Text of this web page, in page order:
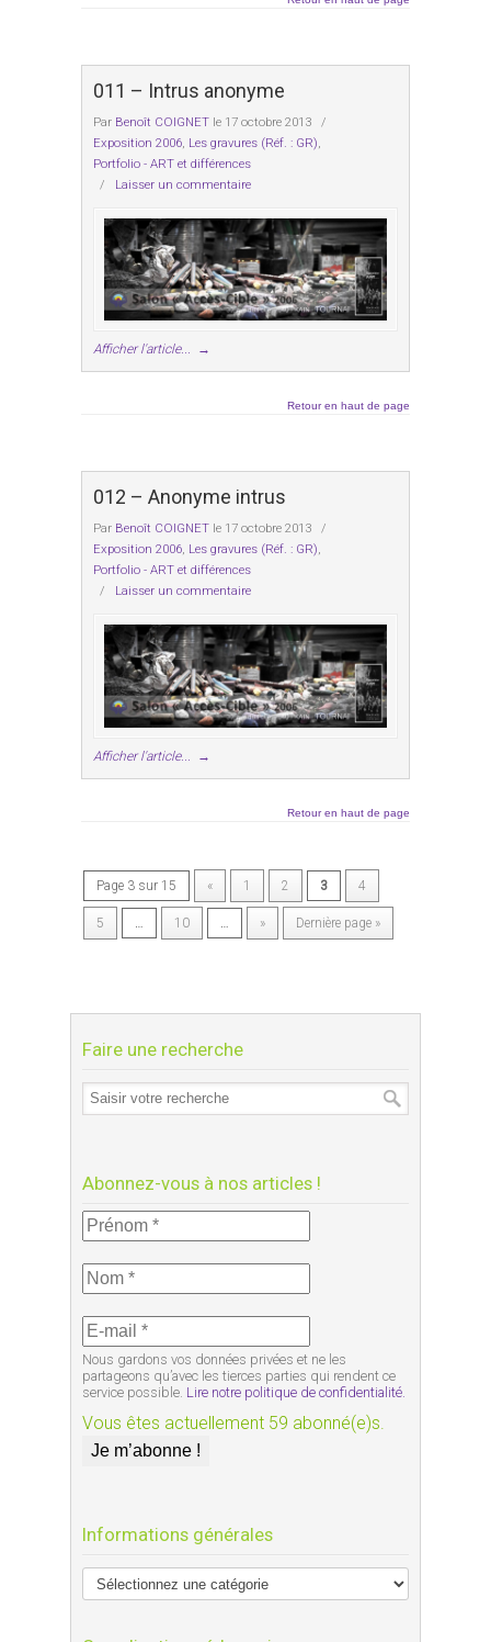
011 – Intrus anonyme
Par Benoît COIGNET le 17 octobre 2013
/
Exposition 2006 Les gravures (Réf. : GR)
Portfolio - ART et différences
/ Laisser un commentaire
Afficher l'article... →
Retour en haut de page
012 – Anonyme intrus
Par Benoît COIGNET le 17 octobre 2013
/
Exposition 2006, Les gravures (Réf. : GR),
Portfolio - ART et différences
/ Laisser un commentaire
Afficher l'article... →
Retour en haut de page
Page 3 sur 15 « 1 2 3 4
5 … 10 … » Dernière page »
Faire une recherche
Abonnez-vous à nos articles !
Nous gardons vos données privées et ne les
partageons qu’avec les tierces parties qui rendent ce
service possible. Lire notre politique de confidentialité.
Vous êtes actuellement 59 abonné(e)s.
Informations générales